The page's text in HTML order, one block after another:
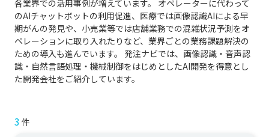
各業界での活用事例が増えています。 オペレーターに代わって
のAIチャットボットの利用促進、医療では画像認識AIによる早
期がんの発見や、小売業等では店舗業務での混雑状況予測をオ
ペレーションに取り入れたりなど、業界ごとの業務課題解決の
ための導入も進んでいます。 発注ナビでは、画像認識・音声認
識・自然言語処理・機械制御をはじめとしたAI開発を得意とし
た開発会社をご紹介しています。
3 件